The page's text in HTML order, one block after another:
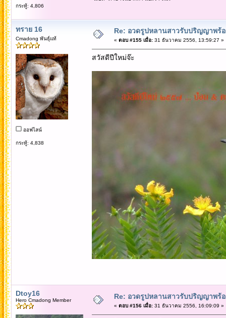
กระทู้: 4,806
ทราย 16
Cmadong พันธุ์แท้
ออฟไลน์
กระทู้: 4,838
Re: อวดรูปหลานสาวรับปริญญาพร้
« ตอบ #155 เมื่อ:31 ธันวาคม 2556, 13:59:27 »
สวัสดีปีใหม่จ๊ะ
Dtoy16
Hero Cmadong Member Re: อวดรูปหลานสาวรับปริญญาพร้
« ตอบ #156 เมื่อ:31 ธันวาคม 2556, 16:09:09 »